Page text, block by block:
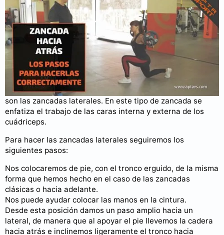
Puedes consultar más videos en nuestrocanal de YouTube
Zancadas laterales
Uno de los tipos de zancadas que más interés despierta
son las zancadas laterales. En este tipo de zancada se
enfatiza el trabajo de las caras interna y externa de los
cuádriceps.
Para hacer las zancadas laterales seguiremos los
siguientes pasos:
Nos colocaremos de pie, con el tronco erguido, de la misma
forma que hemos hecho en el caso de las zancadas
clásicas o hacia adelante.
Nos puede ayudar colocar las manos en la cintura.
Desde esta posición damos un paso amplio hacia un
lateral, de manera que al apoyar el pie llevemos la cadera
hacia atrás e inclinemos ligeramente el tronco hacia